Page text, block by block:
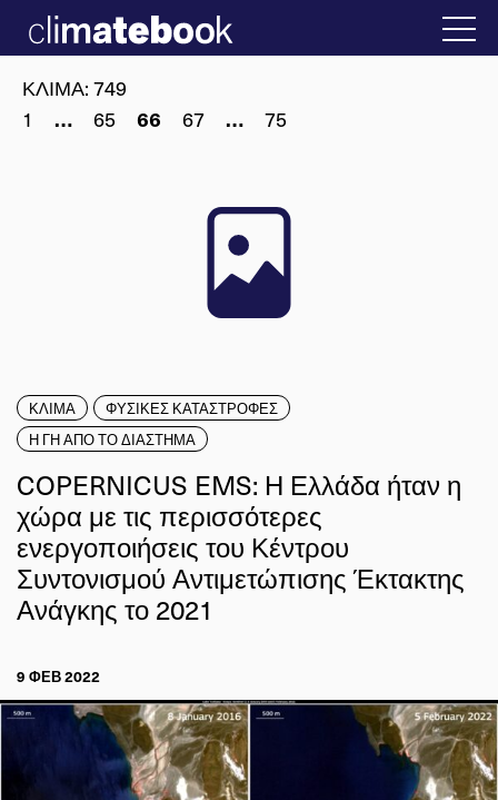
22 ΙΑΝ 2026 2025 Η άβολη αλήθεια
ΚΛΙΜΑ:749
1
… 65 66 67 … 75
ΚΛΙΜΑ
ΦΥΣΙΚΕΣ ΚΑΤΑΣΤΡΟΦΕΣ
Η ΓΗ ΑΠΟ ΤΟ ΔΙΑΣΤΗΜΑ
COPERNICUS EMS: Η Ελλάδα ήταν η
χώρα με τις περισσότερες
ενεργοποιήσεις του Κέντρου
Συντονισμού Αντιμετώπισης Έκτακτης
Ανάγκης το 2021
9 ΦΕΒ 2022